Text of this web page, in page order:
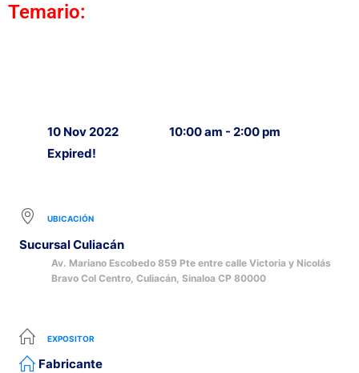
Temario:
10 Nov 2022
Expired!
10:00 am - 2:00 pm
UBICACIÓN
Sucursal Culiacán
Av. Mariano Escobedo 859 Pte entre calle Victoria y Nicolás
Bravo Col Centro, Culiacán, Sinaloa CP 80000
EXPOSITOR
Fabricante